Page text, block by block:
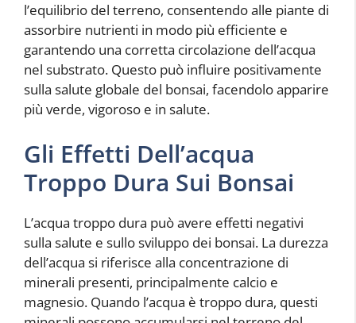
l’equilibrio del terreno, consentendo alle piante di
assorbire nutrienti in modo più efficiente e
garantendo una corretta circolazione dell’acqua
nel substrato. Questo può influire positivamente
sulla salute globale del bonsai, facendolo apparire
più verde, vigoroso e in salute.
Gli Effetti Dell’acqua
Troppo Dura Sui Bonsai
L’acqua troppo dura può avere effetti negativi
sulla salute e sullo sviluppo dei bonsai. La durezza
dell’acqua si riferisce alla concentrazione di
minerali presenti, principalmente calcio e
magnesio. Quando l’acqua è troppo dura, questi